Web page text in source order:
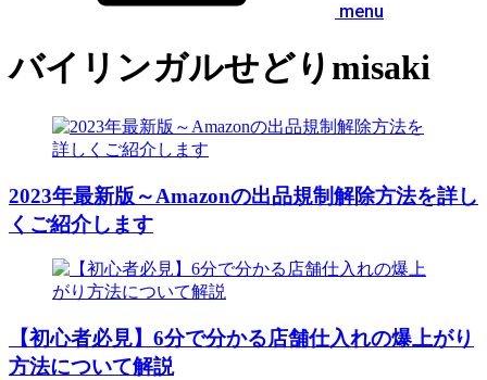
menu
バイリンガルせどりmisaki
2023年最新版～Amazonの出品規制解除方法を詳し
くご紹介します
【初心者必見】6分で分かる店舗仕入れの爆上がり
方法について解説